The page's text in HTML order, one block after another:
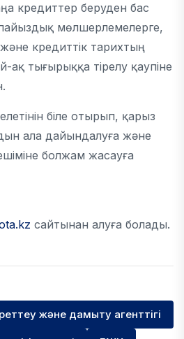
кредиттер беруден бас
мөлшерлемелерге,
және кредиттік тарихтың
тығырыққа тірелу қаупіне
біле отырып, қарыз
ала дайындалуға және
болжам жасауға
сайтынан алуға болады.
және дамыту агенттігі